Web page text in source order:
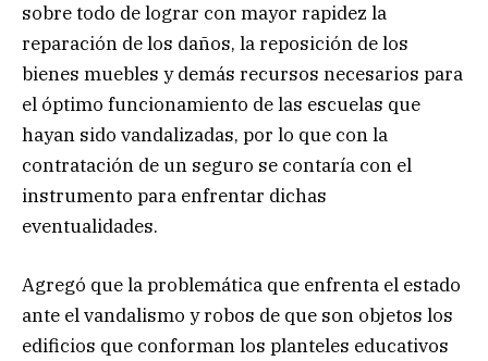
sobre todo de lograr con mayor rapidez la
reparación de los daños, la reposición de los
bienes muebles y demás recursos necesarios para
el óptimo funcionamiento de las escuelas que
hayan sido vandalizadas, por lo que con la
contratación de un seguro se contaría con el
instrumento para enfrentar dichas
eventualidades.
Agregó que la problemática que enfrenta el estado
ante el vandalismo y robos de que son objetos los
edificios que conforman los planteles educativos